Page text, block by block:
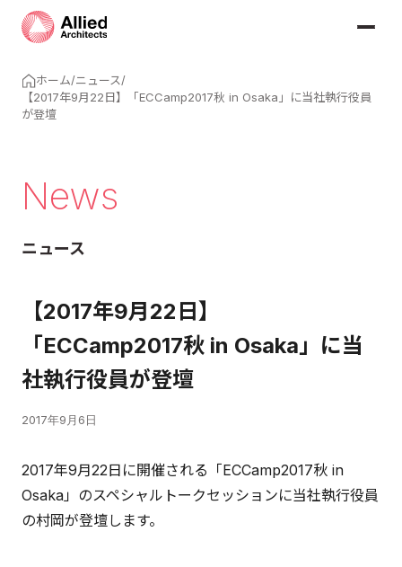
ホーム/ニュース/
【2017年9月22日】「ECCamp2017秋 in Osaka」に当社執行役員
が登壇
News
ニュース
【2017年9月22日】
「ECCamp2017秋 in Osaka」に当
社執行役員が登壇
2017年9月6日
2017年9月22日に開催される「ECCamp2017秋 in
Osaka」のスペシャルトークセッションに当社執行役員
の村岡が登壇します。